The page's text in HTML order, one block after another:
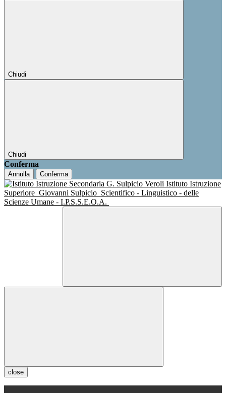
Chiudi
Chiudi
Conferma
Annulla Conferma
Istituto Istruzione
Superiore Giovanni Sulpicio Scientifico - Linguistico - delle
Scienze Umane - I.P.S.S.E.O.A.
close